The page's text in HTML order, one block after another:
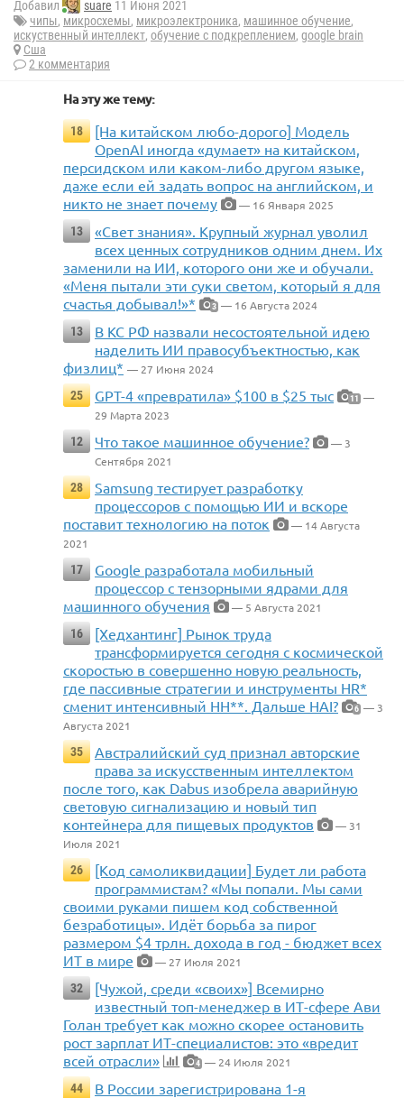
Добавил suare 11 Июня 2021
чипы, микросхемы, микроэлектроника, машинное обучение,
искуственный интеллект, обучение с подкреплением, google brain
Сша
2 комментария
На эту же тему:
18
[На китайском любо-дорого] Модель
OpenAI иногда «думает» на китайском,
персидском или каком-либо другом языке,
даже если ей задать вопрос на английском, и
никто не знает почему
— 16 Января 2025
13
«Свет знания». Крупный журнал уволил
всех ценных сотрудников одним днем. Их
заменили на ИИ, которого они же и обучали.
«Меня пытали эти суки светом, который я для
счастья добывал!»*
3 — 16 Августа 2024
13
В КС РФ назвали несостоятельной идею
наделить ИИ правосубъектностью, как
физлиц* — 27 Июня 2024
25
GPT-4 «превратила» $100 в $25 тыс 11
—
29 Марта 2023
12
Что такое машинное обучение?
— 3
Сентября 2021
28
Samsung тестирует разработку
процессоров с помощью ИИ и вскоре
поставит технологию на поток
— 14 Августа
2021
17
Google разработала мобильный
процессор с тензорными ядрами для
машинного обучения
— 5 Августа 2021
16
[Хедхантинг] Рынок труда
трансформируется сегодня с космической
скоростью в совершенно новую реальность,
где пассивные стратегии и инструменты HR*
сменит интенсивный HH**. Дальше HAI?
6 — 3
Августа 2021
35
Австралийский суд признал авторские
права за искусственным интеллектом
после того, как Dabus изобрела аварийную
световую сигнализацию и новый тип
контейнера для пищевых продуктов
— 31
Июля 2021
26
[Код самоликвидации] Будет ли работа
программистам? «Мы попали. Мы сами
своими руками пишем код собственной
безработицы». Идёт борьба за пирог
размером $4 трлн. дохода в год - бюджет всех
ИТ в мире
— 27 Июля 2021
32
[Чужой, среди «своих»] Всемирно
известный топ-менеджер в ИТ-сфере Ави
Голан требует как можно скорее остановить
рост зарплат ИТ-специалистов: это «вредит
всей отрасли»
4 — 24 Июля 2021
44
В России зарегистрирована 1-я